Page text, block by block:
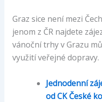
Graz sice není mezi
jenom z ČR najdete
vánoční trhy v Grazu
využití veřejné dopravy.
Jednodenní
od CK České